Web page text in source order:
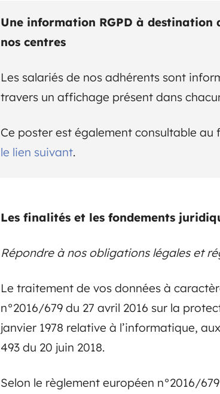
Une information RGPD à destination
nos centres
Les salariés de nos adhérents sont
travers un affichage présent dans
Ce poster est également consultable au
le lien suivant.
Les finalités et les fondements
Répondre à nos obligations légales et
Le traitement de vos données à
n°2016/679 du 27 avril 2016 sur la
janvier 1978 relative à l’informatique,
493 du 20 juin 2018.
Selon le règlement européen n°2016/